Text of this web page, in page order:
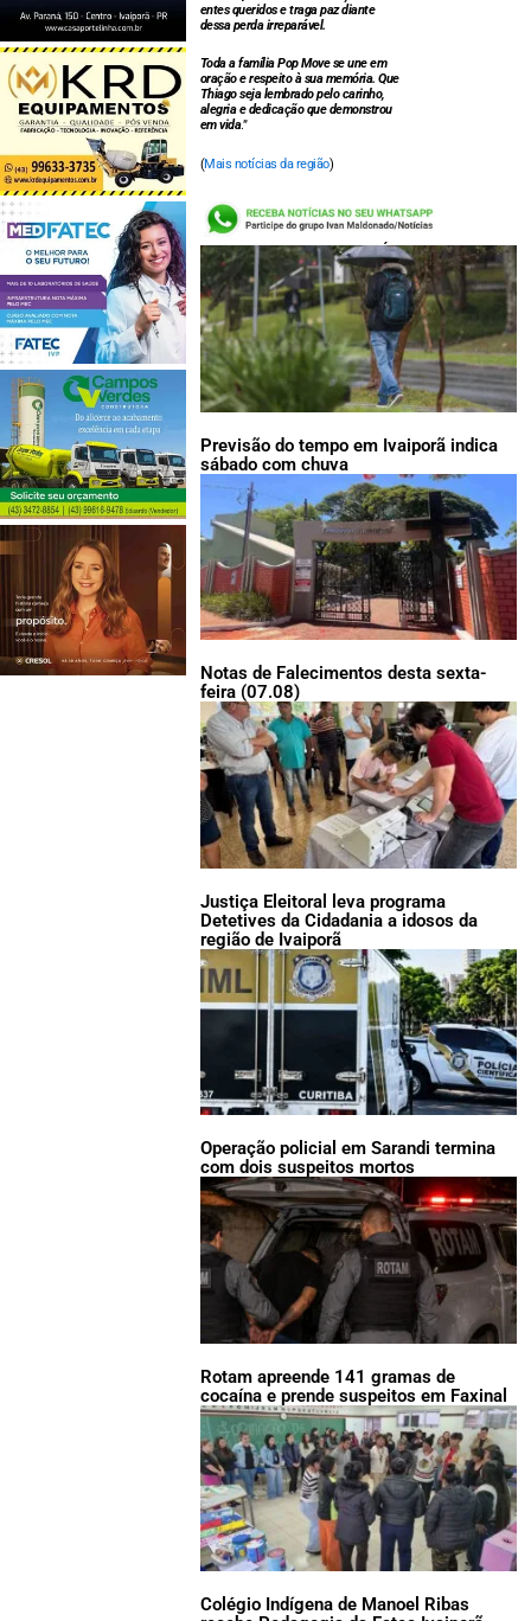
entes queridos e traga paz diante
dessa perda irreparável.
Toda a família Pop Move se une em
oração e respeito à sua memória. Que
Thiago seja lembrado pelo carinho,
alegria e dedicação que demonstrou
em vida.”
(Mais notícias da região)
LEIA TAMBÉM:
Previsão do tempo em Ivaiporã indica
sábado com chuva
Notas de Falecimentos desta sexta-
feira (07.08)
Justiça Eleitoral leva programa
Detetives da Cidadania a idosos da
região de Ivaiporã
Operação policial em Sarandi termina
com dois suspeitos mortos
Rotam apreende 141 gramas de
cocaína e prende suspeitos em Faxinal
Colégio Indígena de Manoel Ribas